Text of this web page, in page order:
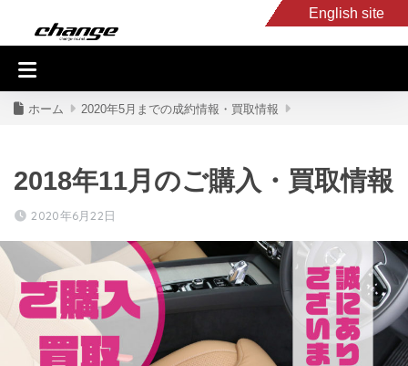
English site
入庫車情報
ホーム 2020年5月までの成約情報・買取情報
2018年11月のご購入・買取情報
2020年6月22日